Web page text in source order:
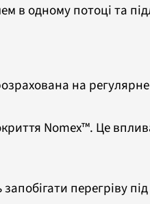
в одному потоці та
на
Nomex™. Це
перегріву